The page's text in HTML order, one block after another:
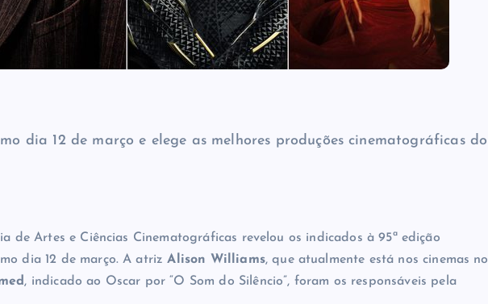
dia 12 de março e elege as melhores produções cinematográficas do
de Artes e Ciências Cinematográficas revelou os indicados à 95ª edição
dia 12 de março. A atrizAlison Williams, que atualmente está nos cinemas no
, indicado ao Oscar por “O Som do Silêncio”, foram os responsáveis pela